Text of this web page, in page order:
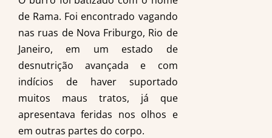
de Rama. Foi encontrado vagando
nas ruas de Nova Friburgo, Rio de
Janeiro, em um estado de
desnutrição avançada e com
indícios de haver suportado
muitos maus tratos, já que
apresentava feridas nos olhos e
em outras partes do corpo.